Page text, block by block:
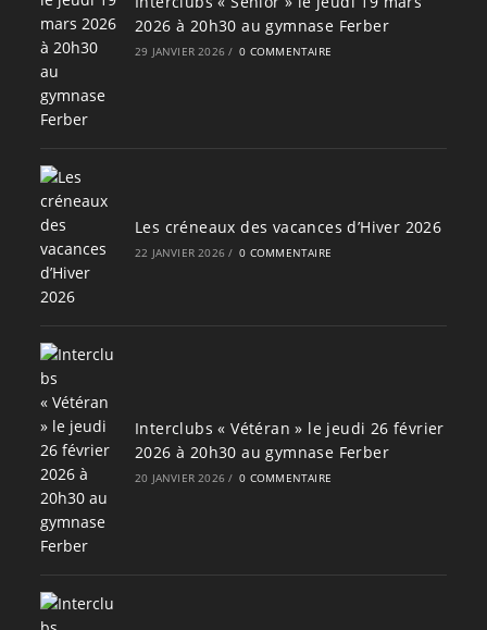
2026 à 20h30 au gymnase Ferber
29 JANVIER 2026 / 0 COMMENTAIRE
Les créneaux des vacances d’Hiver 2026
22 JANVIER 2026 / 0 COMMENTAIRE
Interclubs « Vétéran » le jeudi 26 février
2026 à 20h30 au gymnase Ferber
20 JANVIER 2026 / 0 COMMENTAIRE